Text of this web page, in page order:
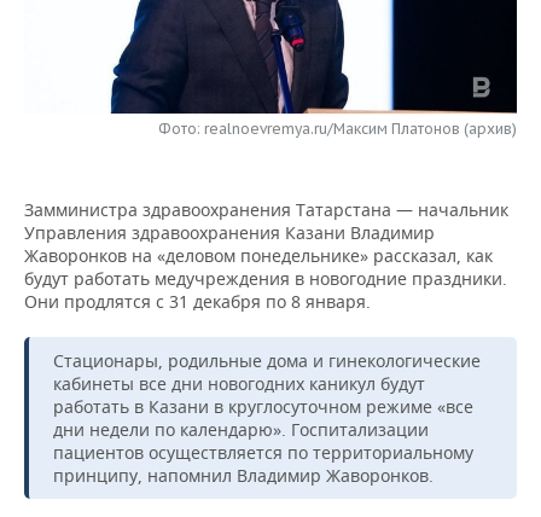
НЕФТЕХИМИЯ
РОЗНИЧНАЯ ТОРГОВЛЯ
ТРАНСПОРТ
НОВОСТИ ТЕХНОЛОГИЙ
ТЕЛЕКОММУНИКАЦИИ
МЕРОПРИЯТИЯ
НОВОСТИ МЕРОПРИЯТИЙ
БИЗНЕС-БРАНЧИ
ONLINE-КОНФЕРЕНЦИИ
ФУТБОЛ
ХОККЕЙ
ВОЛЕЙБОЛ
КИБЕРСПОРТ
ФИГУРНОЕ КАТАНИЕ
НОВОСТИ ОБЩЕСТВА
ВЛАСТЬ
ИСТОРИЯ
КУЛЬТУРА
МЕДИЦИНА
ФОТОГАЛЕРЕЯ
СЮЖЕТЫ
СПИСОК ПЕРСОН
СПИСОК КОМПАНИЙ
ПОЛНАЯ ВЕРСИЯ
Фото: realnoevremya.ru/Максим Платонов (архив)
Замминистра здравоохранения Татарстана — начальник
Управления здравоохранения Казани Владимир
Жаворонков на «деловом понедельнике» рассказал, как
будут работать медучреждения в новогодние праздники.
Они продлятся с 31 декабря по 8 января.
Стационары, родильные дома и гинекологические
кабинеты все дни новогодних каникул будут
работать в Казани в круглосуточном режиме «все
дни недели по календарю». Госпитализации
пациентов осуществляется по территориальному
принципу, напомнил Владимир Жаворонков.